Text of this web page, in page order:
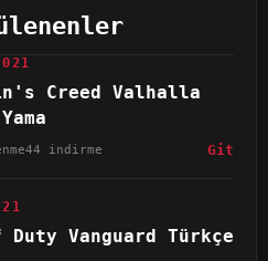
Creed Valhalla
44 indirme Git
Vanguard Türkçe